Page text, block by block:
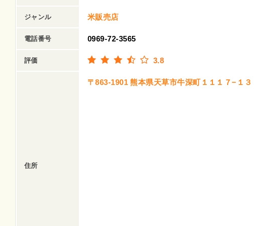
ジャンル 米販売店
電話番号 0969-72-3565
評価 3.8
住所
〒863-1901 熊本県天草市牛深町１１１７−１３